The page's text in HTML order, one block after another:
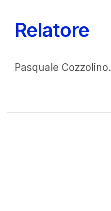
Relatore
Pasquale Cozzolino.